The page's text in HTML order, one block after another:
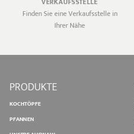
Finden Sie eine Verkaufsstelle in
Ihrer Nähe
PRODUKTE
KOCHTÖPFE
PFANNEN